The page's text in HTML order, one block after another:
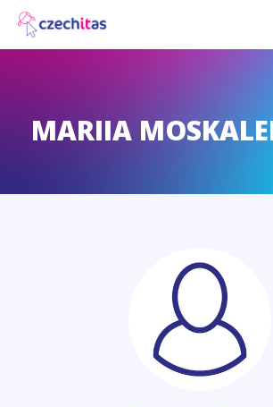
MARIIA